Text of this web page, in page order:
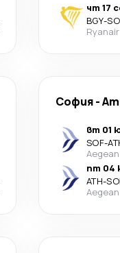
чт 17
BGY-
Ryanair
София-
вт 01
SOF-
Aegean
пт 04
ATH-
Aegean